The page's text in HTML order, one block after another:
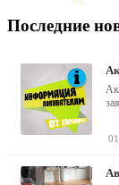
Последние